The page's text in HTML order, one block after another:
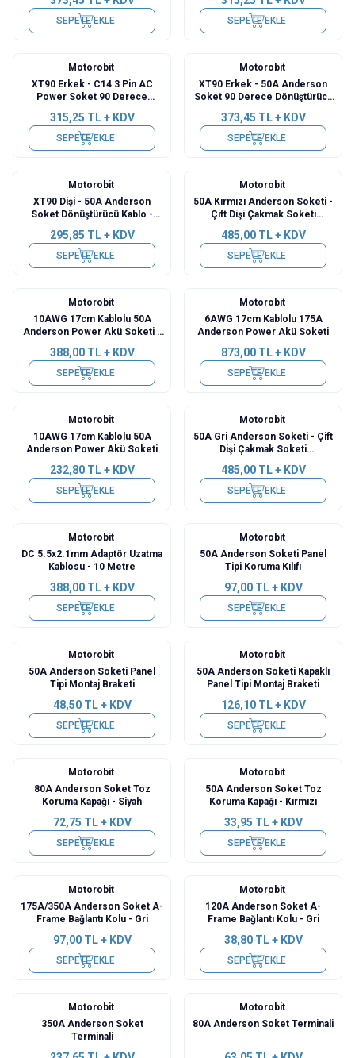
SEPETE EKLE SEPETE EKLE
Motorobit
XT90 Erkek - C14 3 Pin AC
Power Soket 90 Derece
315,25 TL + KDV
SEPETE EKLE
Motorobit
XT90 Erkek - 50A Anderson
Soket 90 Derece Dönüştürücü
373,45 TL + KDV
SEPETE EKLE
Motorobit
XT90 Dişi - 50A Anderson
Soket Dönüştürücü Kablo -
295,85 TL + KDV
SEPETE EKLE
Motorobit
50A Kırmızı Anderson Soketi -
Çift Dişi Çakmak Soketi
485,00TL + KDV
SEPETE EKLE
Motorobit
10AWG 17cm Kablolu 50A
Anderson Power Akü Soketi -
388,00TL + KDV
SEPETE EKLE
Motorobit
6AWG 17cm Kablolu 175A
Anderson Power Akü Soketi
873,00TL + KDV
SEPETE EKLE
Motorobit
10AWG 17cm Kablolu 50A
Anderson Power Akü Soketi
232,80TL + KDV
SEPETE EKLE
Motorobit
50A Gri Anderson Soketi - Çift
Dişi Çakmak Soketi
485,00TL + KDV
SEPETE EKLE
Motorobit
DC 5.5x2.1mm Adaptör Uzatma
Kablosu - 10 Metre
388,00TL + KDV
SEPETE EKLE
Motorobit
50A Anderson Soketi Panel
Tipi Koruma Kılıfı
97,00TL + KDV
SEPETE EKLE
Motorobit
50A Anderson Soketi Panel
Tipi Montaj Braketi
48,50TL + KDV
SEPETE EKLE
Motorobit
50A Anderson Soketi Kapaklı
Panel Tipi Montaj Braketi
126,10TL + KDV
SEPETE EKLE
Motorobit
80A Anderson Soket Toz
Koruma Kapağı - Siyah
72,75 TL + KDV
SEPETE EKLE
Motorobit
50A Anderson Soket Toz
Koruma Kapağı - Kırmızı
33,95 TL + KDV
SEPETE EKLE
Motorobit
175A/350A Anderson Soket A-
Frame Bağlantı Kolu - Gri
97,00TL + KDV
SEPETE EKLE
Motorobit
120A Anderson Soket A-
Frame Bağlantı Kolu - Gri
38,80TL + KDV
SEPETE EKLE
Motorobit
350A Anderson Soket
Terminali
Motorobit
80A Anderson Soket Terminali